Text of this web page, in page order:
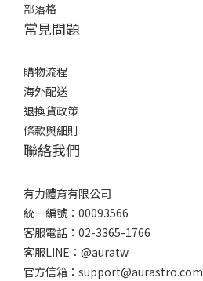
部落格
常見問題
購物流程
海外配送
退換貨政策
條款與細則
聯絡我們
有力體育有限公司
統一編號：00093566
客服電話：02-3365-1766
客服LINE：@auratw
官方信箱：support@aurastro.com